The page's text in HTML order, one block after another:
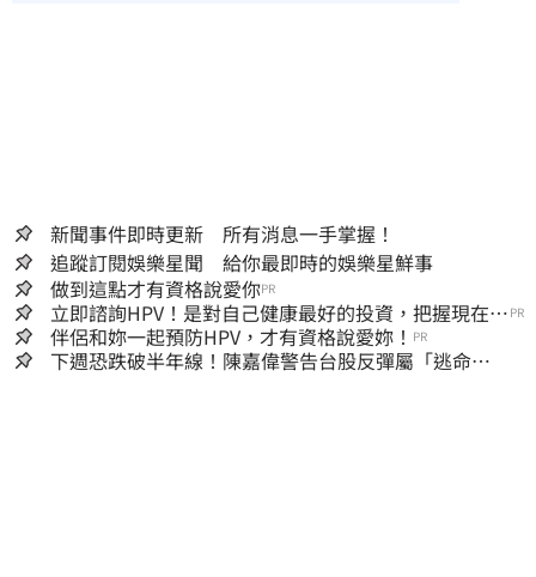
新聞事件即時更新 所有消息一手掌握！
追蹤訂閱娛樂星聞 給你最即時的娛樂星鮮事
做到這點才有資格說愛你PR
立即諮詢HPV！是對自己健康最好的投資，把握現在不
嫌晚！
PR
伴侶和妳一起預防HPV，才有資格說愛妳！ PR
下週恐跌破半年線！陳嘉偉警告台股反彈屬「逃命